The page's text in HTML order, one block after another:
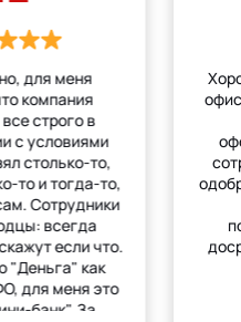
для меня
компания
строго в
с условиями
столько-то,
то и тогда-то,
Сотрудники
всегда
если что.
"Деньга" как
для меня это
банк". За